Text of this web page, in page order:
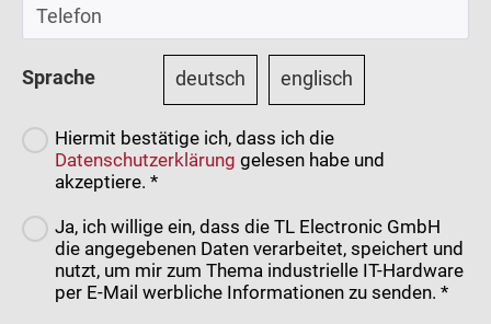
Sprache deutsch englisch
Hiermit bestätige ich, dass ich die
Datenschutzerklärung gelesen habe und
akzeptiere. *
Ja, ich willige ein, dass die TL Electronic GmbH
die angegebenen Daten verarbeitet, speichert und
nutzt, um mir zum Thema industrielle IT-Hardware
per E-Mail werbliche Informationen zu senden. *